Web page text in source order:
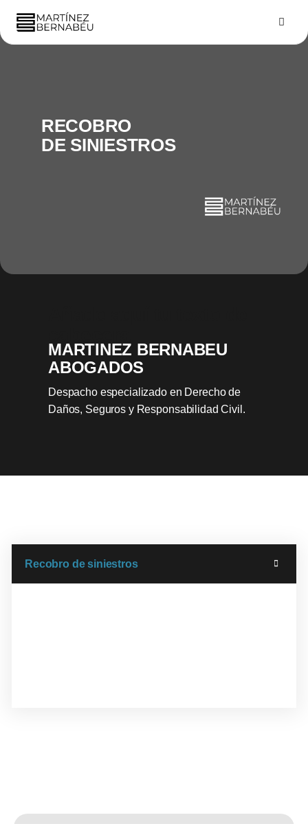
RECOBRO
DE SINIESTROS
MARTINEZ BERNABEU
ABOGADOS
Despacho especializado en Derecho de
Daños, Seguros y Responsabilidad Civil.
Recobro de siniestros